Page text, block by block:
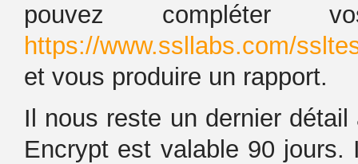
pouvez
https://www.ssllabs.com/
et vous produire un rapport.
Il nous reste un dernier
Encrypt est valable 90 jours.